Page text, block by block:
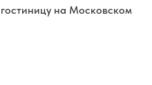
на Московском